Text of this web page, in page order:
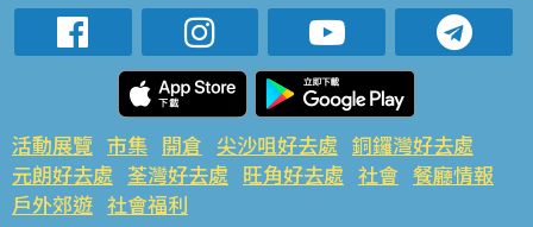
活動展覽 市集 開倉 尖沙咀好去處 銅鑼灣好去處
元朗好去處 荃灣好去處 旺角好去處 社會 餐廳情報
戶外郊遊 社會福利